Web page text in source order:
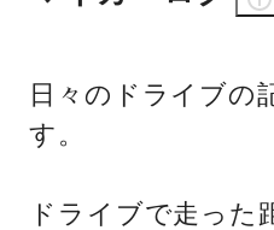
日々のドライブの
す。
ドライブで走った